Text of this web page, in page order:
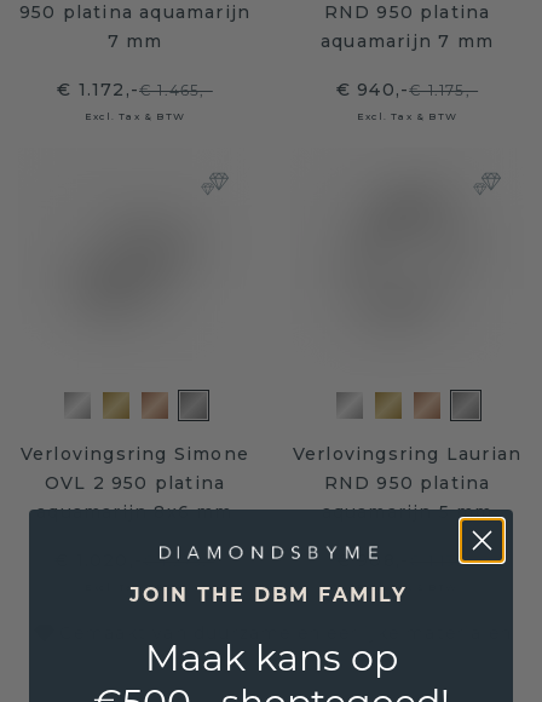
950 platina aquamarijn
7 mm
€ 1.172,-€ 1.465,-
Excl. Tax & BTW
RND 950 platina
aquamarijn 7 mm
€ 940,-€ 1.175,-
Excl. Tax & BTW
Verlovingsring Simone
OVL 2 950 platina
aquamarijn 8x6 mm
€ 1.275,-
Excl. Tax & BTW
Verlovingsring Laurian
RND 950 platina
aquamarijn 5 mm
€ 908,- € 1.135,-
Excl. Tax & BTW
JOIN THE DBM FAMILY
Maak kans op